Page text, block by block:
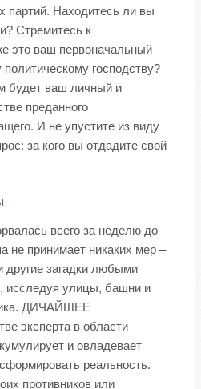
партий. Находитесь ли вы
Стремитесь к
это ваш первоначальный
господству?
будет ваш личный и
преданного
И не упустите из виду
за кого вы отдадите свой
всего за неделю до
не принимает никаких мер –
другие загадки любыми
исследуя улицы, башни и
ДИЧАЙШЕЕ
эксперта в области
и овладевает
реальность.
противников или